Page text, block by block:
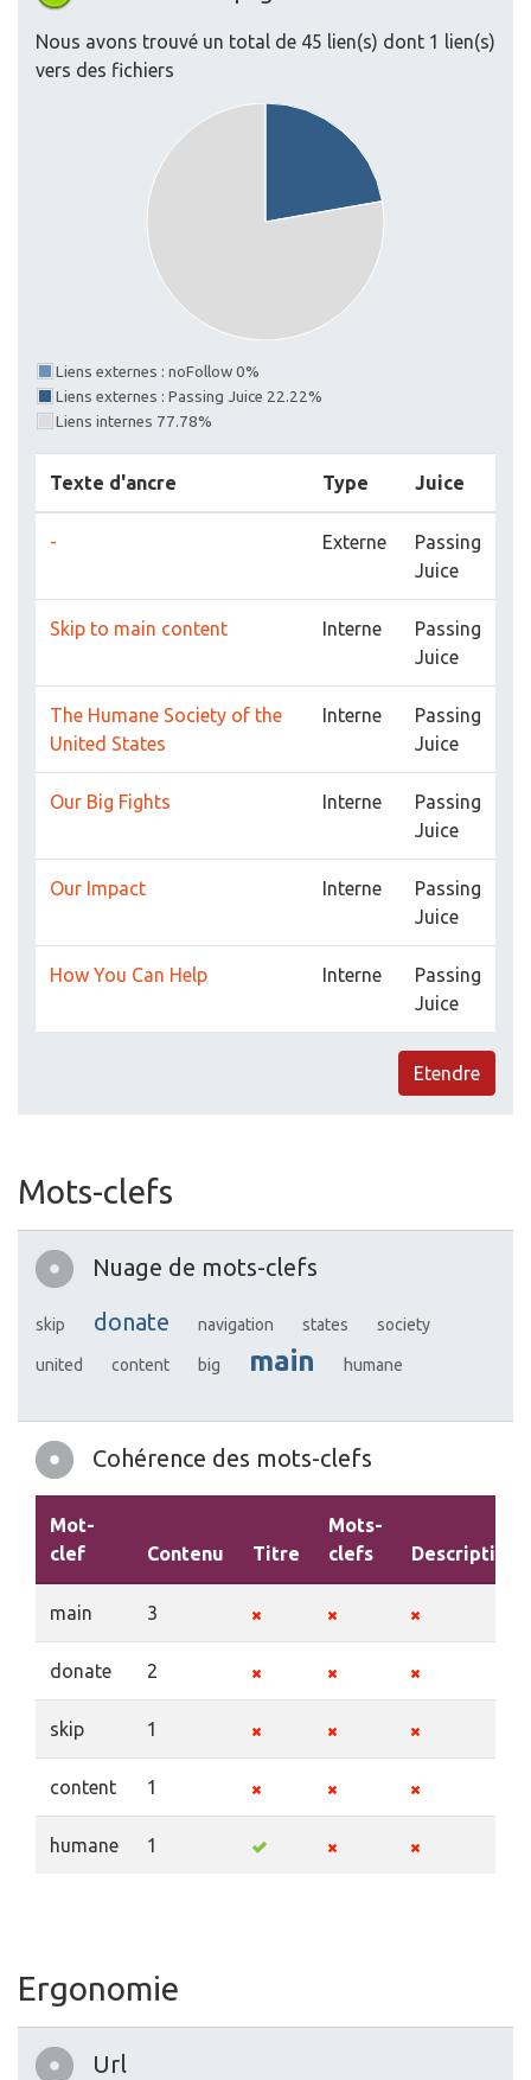
Nous avons trouvé un total de 45 lien(s) dont 1 lien(s)
vers des fichiers
Liens externes : noFollow 0%
Liens externes : Passing Juice 22.22%
Liens internes 77.78%
Texte d'ancre Type Juice
- Externe
Passing
Juice
Skip to main content Interne
Passing
Juice
The Humane Society of the
United States
Interne
Passing
Juice
Our Big Fights Interne
Passing
Juice
Our Impact Interne
Passing
Juice
How You Can Help Interne
Passing
Juice
Etendre
Mots-clefs
Nuage de mots-clefs
skip donate navigation states society
united content big main humane
Cohérence des mots-clefs
Mot-
clef
Contenu Titre
Mots-
clefs
Description
main 3
donate 2
skip 1
content 1
humane 1
Ergonomie
Url